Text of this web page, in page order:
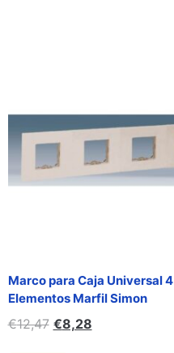
Marco para Caja Universal 4
Elementos Marfil Simon
€12,47 €8,28